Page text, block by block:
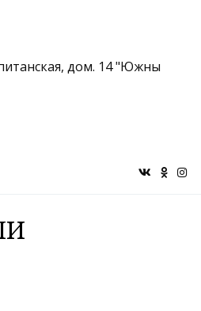
дом. 14 "Южны